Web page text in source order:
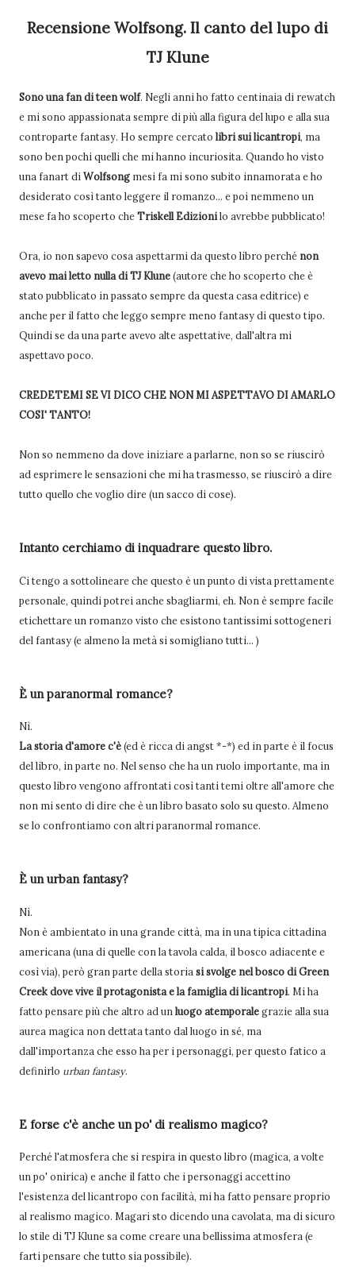
Recensione Wolfsong. Il canto del lupo di
TJ Klune
Sono una fan di teen wolf. Negli anni ho fatto centinaia di rewatch
e mi sono appassionata sempre di più alla figura del lupo e alla sua
controparte fantasy. Ho sempre cercato libri sui licantropi, ma
sono ben pochi quelli che mi hanno incuriosita. Quando ho visto
una fanart diWolfsong mesi fa mi sono subito innamorata e ho
desiderato così tanto leggere il romanzo... e poi nemmeno un
mese fa ho scoperto cheTriskell Edizionilo avrebbe pubblicato!
Ora, io non sapevo cosa aspettarmi da questo libro perché non
avevo mai letto nulla diTJ Klune(autore che ho scoperto che è
stato pubblicato in passato sempre da questa casa editrice) e
anche per il fatto che leggo sempre meno fantasy di questo tipo.
Quindi se da una parte avevo alte aspettative, dall'altra mi
aspettavo poco.
CREDETEMI SE VI DICO CHE NON MI ASPETTAVO DI AMARLO
COSI' TANTO!
Non so nemmeno da dove iniziare a parlarne, non so se riuscirò
ad esprimere le sensazioni che mi ha trasmesso, se riuscirò a dire
tutto quello che voglio dire (un sacco di cose).
Intanto cerchiamo di inquadrare questo libro.
Ci tengo a sottolineare che questo è un punto di vista prettamente
personale, quindi potrei anche sbagliarmi, eh. Non è sempre facile
etichettare un romanzo visto che esistono tantissimi sottogeneri
del fantasy (e almeno la metà si somigliano tutti... )
È un paranormal romance?
Nì.
La storia d'amore c'è(ed è ricca di angst *-*) ed in parte è il focus
del libro, in parte no. Nel senso che ha un ruolo importante, ma in
questo libro vengono affrontati così tanti temi oltre all'amore che
non mi sento di dire che è un libro basato solo su questo. Almeno
se lo confrontiamo con altri paranormal romance.
È un urban fantasy?
Nì.
Non è ambientato in una grande città, ma in una tipica cittadina
americana (una di quelle con la tavola calda, il bosco adiacente e
così via), però gran parte della storia si svolge nel bosco di Green
Creek dove vive il protagonista e la famiglia di licantropi. Mi ha
fatto pensare più che altro ad un luogo atemporalegrazie alla sua
aurea magica non dettata tanto dal luogo in sé, ma
dall'importanza che esso ha per i personaggi, per questo fatico a
definirlo urban fantasy.
E forse c'è anche un po' di realismo magico?
Perché l'atmosfera che si respira in questo libro (magica, a volte
un po' onirica) e anche il fatto che i personaggi accettino
l'esistenza del licantropo con facilità, mi ha fatto pensare proprio
al realismo magico. Magari sto dicendo una cavolata, ma di sicuro
lo stile di TJ Klune sa come creare una bellissima atmosfera (e
farti pensare che tutto sia possibile).